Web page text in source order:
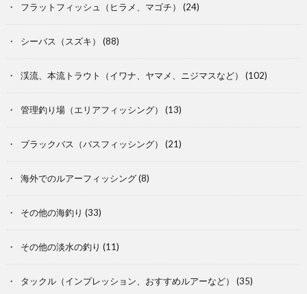
フラットフィッシュ（ヒラメ、マゴチ） (24)
シーバス（スズキ） (88)
渓流、本流トラウト（イワナ、ヤマメ、ニジマスなど） (102)
管理釣り場（エリアフィッシング） (13)
ブラックバス（バスフィッシング） (21)
海外でのルアーフィッシング(8)
その他の海釣り (33)
その他の淡水の釣り (11)
タックル（インプレッション、おすすめルアーなど） (35)